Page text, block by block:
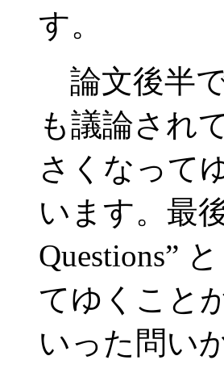
す。
論文後半
も議論され
さくなって
います。最
Questions”
てゆくこと
いった問い